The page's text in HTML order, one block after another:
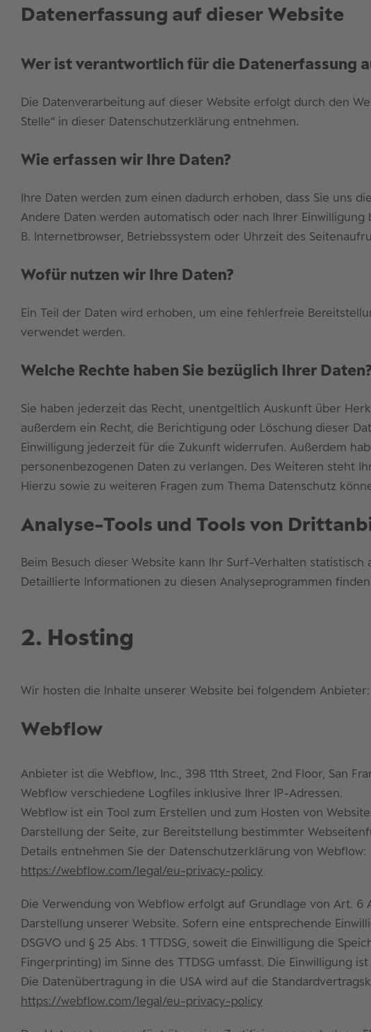
Datenerfassung auf dieser Website
Wer ist verantwortlich für die Datenerfassung
Die Datenverarbeitung auf dieser Website erfolgt durch den
Stelle“ in dieser Datenschutzerklärung entnehmen.
Wie erfassen wir Ihre Daten?
Ihre Daten werden zum einen dadurch erhoben, dass Sie uns
Andere Daten werden automatisch oder nach Ihrer
B. Internetbrowser, Betriebssystem oder Uhrzeit des
Wofür nutzen wir Ihre Daten?
Ein Teil der Daten wird erhoben, um eine fehlerfreie
verwendet werden.
Welche Rechte haben Sie bezüglich Ihrer
Sie haben jederzeit das Recht, unentgeltlich Auskunft über
außerdem ein Recht, die Berichtigung oder Löschung dieser
Einwilligung jederzeit für die Zukunft widerrufen. Außerdem
personenbezogenen Daten zu verlangen. Des Weiteren steht
Hierzu sowie zu weiteren Fragen zum Thema Datenschutz
Analyse-Tools und Tools von
Beim Besuch dieser Website kann Ihr Surf-Verhalten
Detaillierte Informationen zu diesen Analyseprogrammen
2. Hosting
Wir hosten die Inhalte unserer Website bei folgendem Anbieter:
Webflow
Anbieter ist die Webflow, Inc., 398 11th Street, 2nd Floor, San
Webflow verschiedene Logfiles inklusive Ihrer IP-Adressen.
Webflow ist ein Tool zum Erstellen und zum Hosten von
Darstellung der Seite, zur Bereitstellung bestimmter
Details entnehmen Sie der Datenschutzerklärung von Webflow:
https://webflow.com/legal/eu-privacy-policy
Die Verwendung von Webflow erfolgt auf Grundlage von Art. 6
Darstellung unserer Website. Sofern eine entsprechende
DSGVO und § 25 Abs. 1 TTDSG, soweit die Einwilligung die
Fingerprinting) im Sinne des TTDSG umfasst. Die Einwilligung
Die Datenübertragung in die USA wird auf die
https://webflow.com/legal/eu-privacy-policy